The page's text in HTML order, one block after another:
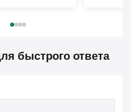
быстрого ответа